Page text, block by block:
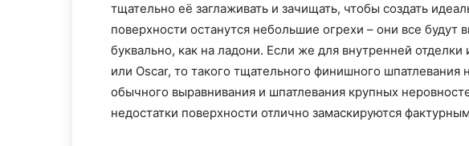
тщательно её заглаживать и зачищать, чтобы создать
поверхности останутся небольшие огрехи – они все будут
буквально, как на ладони. Если же для внутренней отделки
или Oscar, то такого тщательного финишного шпатлевания
обычного выравнивания и шпатлевания крупных
недостатки поверхности отлично замаскируются